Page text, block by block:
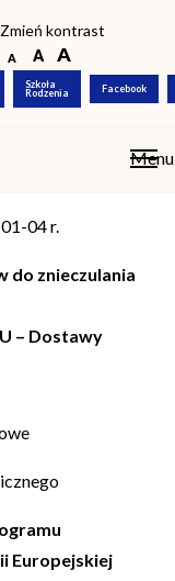
Zmień kontrast
Szkoła
Rodzenia Facebook
Menu
04 r.
do znieczulania
– Dostawy
Europejskiej